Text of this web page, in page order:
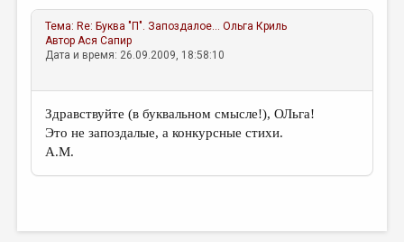
Тема: Re: Буква "П". Запоздалое... Ольга Криль
АвторАся Сапир
Дата и время: 26.09.2009, 18:58:10
Здравствуйте (в буквальном смысле!), ОЛьга!
Это не запоздалые, а конкурсные стихи.
А.М.